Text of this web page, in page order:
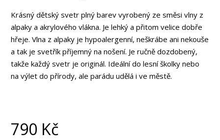
Krásný dětský svetr plný barev vyrobený ze směsi vlny z
alpaky a akrylového vlákna. Je lehký a přitom velice dobře
hřeje. Vlna z alpaky je hypoalergenní, neškrábe ani nekouše
a tak je svetřík příjemný na nošení. Je ručně dozdobený,
takže každý svetr je originál. Ideální do lesní školky nebo
na výlet do přírody, ale parádu udělá i ve městě.
790 Kč